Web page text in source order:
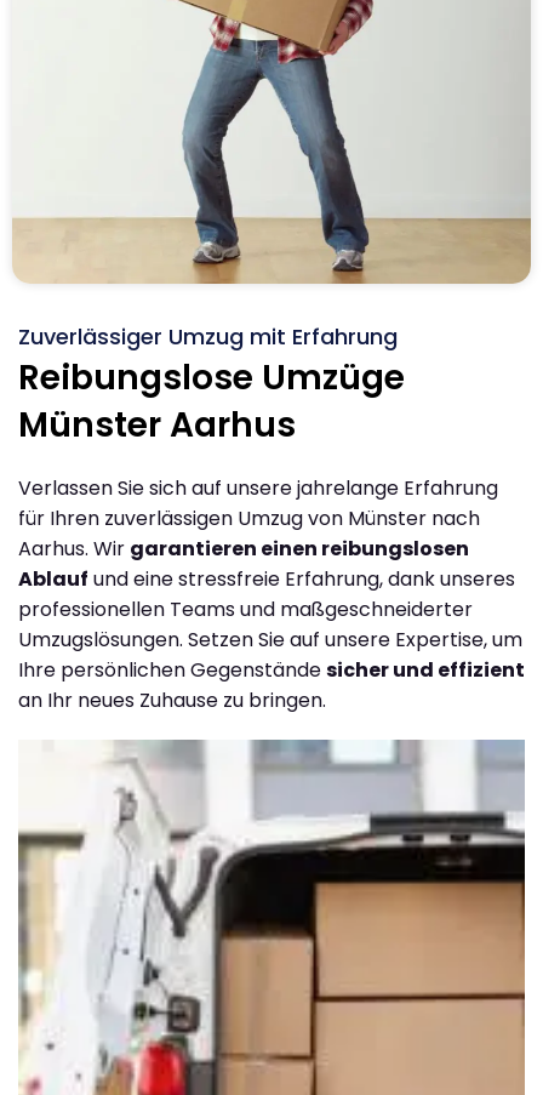
Zuverlässiger Umzug mit Erfahrung
Reibungslose Umzüge
Münster Aarhus
Verlassen Sie sich auf unsere jahrelange Erfahrung
für Ihren zuverlässigen Umzug von Münster nach
Aarhus. Wir garantieren einen reibungslosen
Ablauf und eine stressfreie Erfahrung, dank unseres
professionellen Teams und maßgeschneiderter
Umzugslösungen. Setzen Sie auf unsere Expertise, um
Ihre persönlichen Gegenständesicher und effizient
an Ihr neues Zuhause zu bringen.